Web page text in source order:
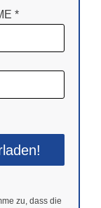
zu, dass die